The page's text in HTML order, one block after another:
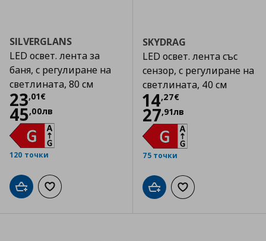
SILVERGLANS
LED освет. лента за
баня, с регулиране на
светлината, 80 см
23,01€
Цена
45,00лв
120 точки
Добави в кошницата
Добави към списъка с любими
SKYDRAG
LED освет. лента със
сензор, с регулиране на
светлината, 40 см
14,27€
Цена
27,91лв
75 точки
Добави в кошницата
Добави към